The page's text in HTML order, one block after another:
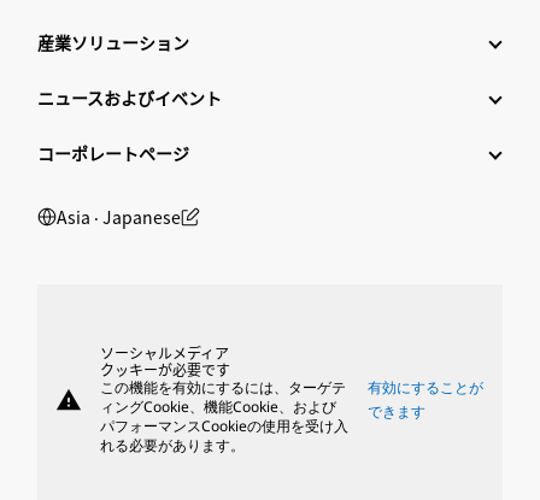
産業ソリューション
ニュースおよびイベント
コーポレートページ
Asia ‧ Japanese
warning
ソーシャルメディア
クッキーが必要です
この機能を有効にするには、ターゲテ
ィングCookie、機能Cookie、および
パフォーマンスCookieの使用を受け入
れる必要があります。
有効にすることが
できます